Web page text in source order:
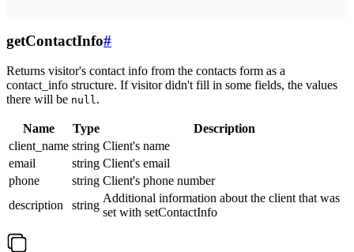
getContactInfo#
Returns visitor's contact info from the contacts form as a
contact_info structure. If visitor didn't fill in some fields, the values
there will be null.
Name Type
Description
client_name string Client's name
email
string Client's email
phone
string Client's phone number
description
string
Additional information about the client that was
set with setContactInfo